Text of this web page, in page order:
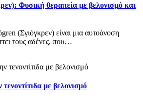
Φυσική θεραπεία με βελονισμό και
(Σγιόγκρεν) είναι μια αυτοάνοση
τους αδένες, που…
με βελονισμό